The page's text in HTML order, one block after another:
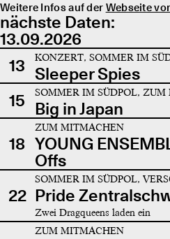
Weitere Infos auf der Webseite
nächste Daten:
13.09.2026
13
KONZERT, SOMMER IM
Sleeper Spies
15
SOMMER IM SÜDPOL,
Big in Japan
18
ZUM MITMACHEN
YOUNG
Offs
22
SOMMER IM SÜDPOL,
Pride
Zwei Dragqueens laden ein
ZUM MITMACHEN